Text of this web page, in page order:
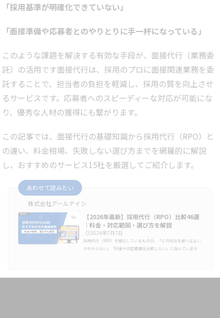
「採用基準が明確化できていない」
「面接準備や応募者とのやりとりに手一杯になっている」
このような課題を解決する有効な手段が、面接代行（業務委
託）の活用です面接代行は、採用のプロに面接関連業務を委
託することで、担当者の負担を軽減し、採用の質を向上させ
るサービスです。応募者へのスピーディーな対応が可能にな
り、優秀な人材の獲得にも繋がります。
この記事では、面接代行の基礎知識から採用代行（RPO）と
の違い、料金相場、失敗しない選び方までを網羅的に解説
し、おすすめのサービス15社を厳選してご紹介します。
あわせて読みたい
株式会社アールナイン
【2026年最新】採用代行（RPO）比較46選
｜料金・対応範囲・選び方を解説
🕒️2026年7月7日
採用代行（RPO）を検討しているものの、「どの会社を選べばよい
かわからない」「料金や対応範囲を比較したい」と悩んでいません